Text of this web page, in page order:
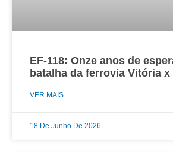
EF-118: Onze anos de
batalha da ferrovia Vitória x
VER MAIS
18 De Junho De 2026